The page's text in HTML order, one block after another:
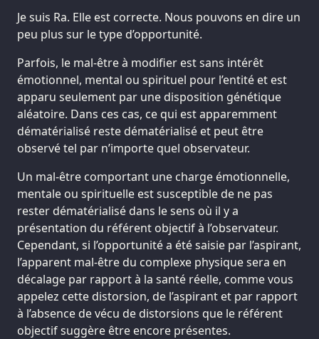
Je suis Ra. Elle est correcte. Nous pouvons en dire un
peu plus sur le type d’opportunité.
Parfois, le mal-être à modifier est sans intérêt
émotionnel, mental ou spirituel pour l’entité et est
apparu seulement par une disposition génétique
aléatoire. Dans ces cas, ce qui est apparemment
dématérialisé reste dématérialisé et peut être
observé tel par n’importe quel observateur.
Un mal-être comportant une charge émotionnelle,
mentale ou spirituelle est susceptible de ne pas
rester dématérialisé dans le sens où il y a
présentation du référent objectif à l’observateur.
Cependant, si l’opportunité a été saisie par l’aspirant,
l’apparent mal-être du complexe physique sera en
décalage par rapport à la santé réelle, comme vous
appelez cette distorsion, de l’aspirant et par rapport
à l’absence de vécu de distorsions que le référent
objectif suggère être encore présentes.